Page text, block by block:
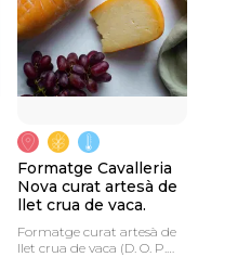
Formatge Cavalleria
Nova curat artesà de
llet crua de vaca.
Formatge curat artesà de
llet crua de vaca (D. O. P.